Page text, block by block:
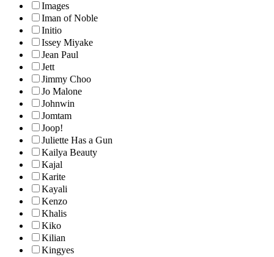
Images
Iman of Noble
Initio
Issey Miyake
Jean Paul
Jett
Jimmy Choo
Jo Malone
Johnwin
Jomtam
Joop!
Juliette Has a Gun
Kailya Beauty
Kajal
Karite
Kayali
Kenzo
Khalis
Kiko
Kilian
Kingyes